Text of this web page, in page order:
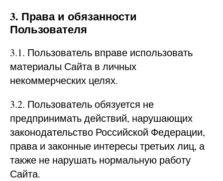
3. Права и обязанности
Пользователя
3.1. Пользователь вправе использовать
материалы Сайта в личных
некоммерческих целях.
3.2. Пользователь обязуется не
предпринимать действий, нарушающих
законодательство Российской Федерации,
права и законные интересы третьих лиц, а
также не нарушать нормальную работу
Сайта.